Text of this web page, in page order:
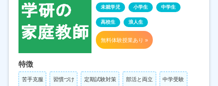
未就学児 小学生 中学生
高校生 浪人生
無料体験授業あり »
特徴
苦手克服 習慣づけ 定期試験対策 部活と両立 中学受験